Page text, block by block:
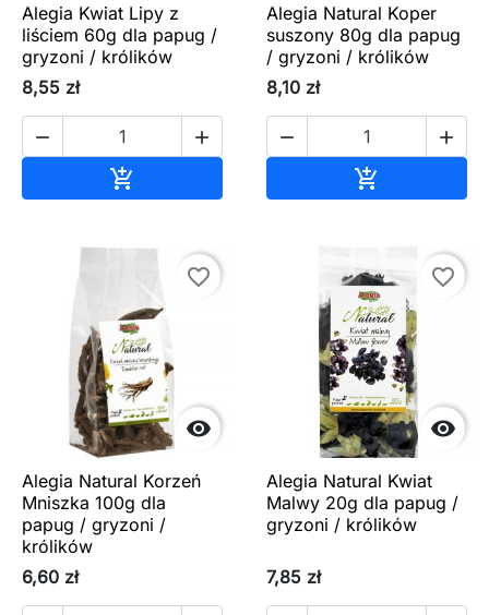
Alegia Kwiat Lipy z
liściem 60g dla papug /
gryzoni / królików
8,55 zł
 

Alegia Natural Koper
suszony 80g dla papug
/ gryzoni / królików
8,10 zł
 


favorite_border
Alegia Natural Korzeń
Mniszka 100g dla
papug / gryzoni /
królików
6,60 zł

favorite_border
Alegia Natural Kwiat
Malwy 20g dla papug /
gryzoni / królików
7,85 zł